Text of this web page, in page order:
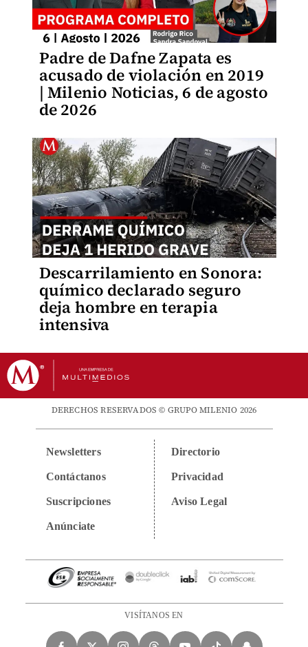
Padre de Dafne Zapata es
acusado de violación en 2019
| Milenio Noticias, 6 de agosto
de 2026
Descarrilamiento en Sonora:
químico declarado seguro
deja hombre en terapia
intensiva
DERECHOS RESERVADOS © GRUPO MILENIO 2026
Newsletters
Contáctanos
Suscripciones
Anúnciate
Directorio
Privacidad
Aviso Legal
VISÍTANOS EN